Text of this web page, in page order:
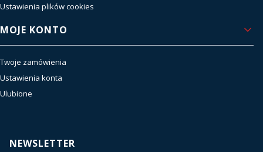
Ustawienia plików cookies
MOJE KONTO
Twoje zamówienia
Ustawienia konta
Ulubione
NEWSLETTER